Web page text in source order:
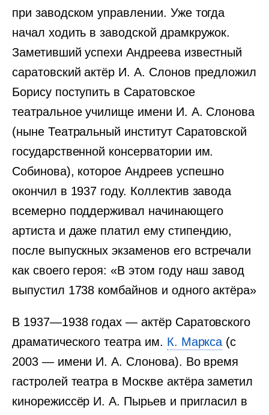
при заводском управлении. Уже тогда
начал ходить в заводской драмкружок.
Заметивший успехи Андреева известный
саратовский актёр И. А. Слонов предложил
Борису поступить в Саратовское
театральное училище имени И. А. Слонова
(ныне Театральный институт Саратовской
государственной консерватории им.
Собинова), которое Андреев успешно
окончил в 1937 году. Коллектив завода
всемерно поддерживал начинающего
артиста и даже платил ему стипендию,
после выпускных экзаменов его встречали
как своего героя: «В этом году наш завод
выпустил 1738 комбайнов и одного актёра»
В 1937—1938 годах — актёр Саратовского
драматического театра им. К. Маркса (с
2003 — имени И. А. Слонова). Во время
гастролей театра в Москве актёра заметил
кинорежиссёр И. А. Пырьев и пригласил в